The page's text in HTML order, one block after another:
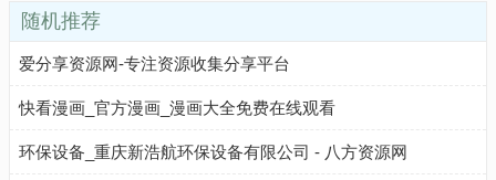
随机推荐
爱分享资源网-专注资源收集分享平台
快看漫画_官方漫画_漫画大全免费在线观看
环保设备_重庆新浩航环保设备有限公司 - 八方资源网